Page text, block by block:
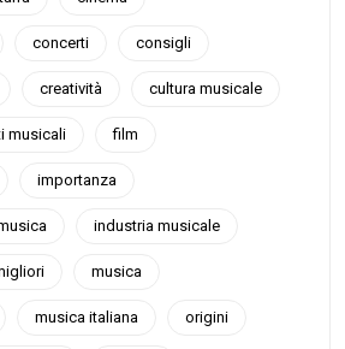
concerti consigli
creatività cultura musicale
musicali film
importanza
industria musicale
musica
musica italiana origini